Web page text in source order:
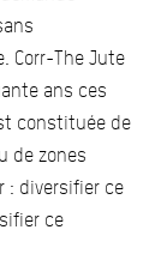
Corr-The Jute
ans ces
constituée de
de zones
: diversifier ce
ce